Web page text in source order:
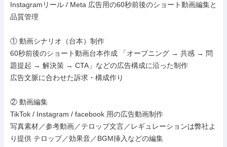
Instagramリール / Meta 広告用の60秒前後のショート動画編集と
品質管理
① 動画シナリオ（台本）制作
60秒前後のショート動画台本作成 「オープニング → 共感 → 問
題提起 → 解決策 → CTA」などの広告構成に沿った制作
広告文脈に合わせた訴求・構成作り
② 動画編集
TikTok / Instagram / facebook 用の広告動画制作
写真素材／参考動画／テロップ文言／レギュレーションは弊社よ
り提供 テロップ／効果音／BGM挿入などの編集